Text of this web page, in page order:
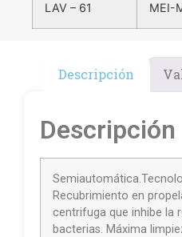
LAV – 61 MEI-
Descripción
Descripción
Recubrimiento en
centrifuga que inhibe la
bacterias. Máxima